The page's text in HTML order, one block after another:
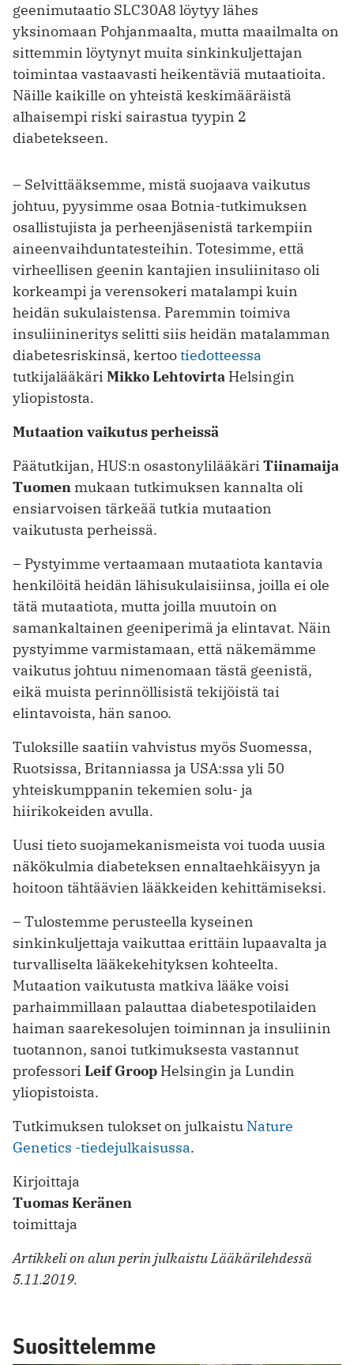
geenimutaatio SLC30A8 löytyy lähes
yksinomaan Pohjanmaalta, mutta maailmalta on
sittemmin löytynyt muita sinkinkuljettajan
toimintaa vastaavasti heikentäviä mutaatioita.
Näille kaikille on yhteistä keskimääräistä
alhaisempi riski sairastua tyypin 2
diabetekseen.
– Selvittääksemme, mistä suojaava vaikutus
johtuu, pyysimme osaa Botnia-tutkimuksen
osallistujista ja perheenjäsenistä tarkempiin
aineenvaihduntatesteihin. Totesimme, että
virheellisen geenin kantajien insuliinitaso oli
korkeampi ja verensokeri matalampi kuin
heidän sukulaistensa. Paremmin toimiva
insuliinineritys selitti siis heidän matalamman
diabetesriskinsä, kertootiedotteessa
tutkijalääkäri Mikko Lehtovirta Helsingin
yliopistosta.
Mutaation vaikutus perheissä
Päätutkijan, HUS:n osastonylilääkäri Tiinamaija
Tuomen mukaan tutkimuksen kannalta oli
ensiarvoisen tärkeää tutkia mutaation
vaikutusta perheissä.
– Pystyimme vertaamaan mutaatiota kantavia
henkilöitä heidän lähisukulaisiinsa, joilla ei ole
tätä mutaatiota, mutta joilla muutoin on
samankaltainen geeniperimä ja elintavat. Näin
pystyimme varmistamaan, että näkemämme
vaikutus johtuu nimenomaan tästä geenistä,
eikä muista perinnöllisistä tekijöistä tai
elintavoista, hän sanoo.
Tuloksille saatiin vahvistus myös Suomessa,
Ruotsissa, Britanniassa ja USA:ssa yli 50
yhteiskumppanin tekemien solu- ja
hiirikokeiden avulla.
Uusi tieto suojamekanismeista voi tuoda uusia
näkökulmia diabeteksen ennaltaehkäisyyn ja
hoitoon tähtäävien lääkkeiden kehittämiseksi.
– Tulostemme perusteella kyseinen
sinkinkuljettaja vaikuttaa erittäin lupaavalta ja
turvalliselta lääkekehityksen kohteelta.
Mutaation vaikutusta matkiva lääke voisi
parhaimmillaan palauttaa diabetespotilaiden
haiman saarekesolujen toiminnan ja insuliinin
tuotannon, sanoi tutkimuksesta vastannut
professori Leif Groop Helsingin ja Lundin
yliopistoista.
Tutkimuksen tulokset on julkaistu Nature
Genetics -tiedejulkaisussa.
Kirjoittaja
Tuomas Keränen
toimittaja
Artikkeli on alun perin julkaistu Lääkärilehdessä
5.11.2019.
Suosittelemme